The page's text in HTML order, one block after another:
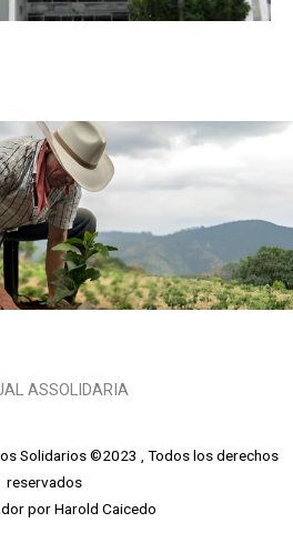
ASSOLIDARIA
Solidarios ©2023 , Todos los derechos
reservados
por Harold Caicedo